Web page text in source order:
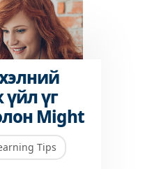
үг
Might
Tips